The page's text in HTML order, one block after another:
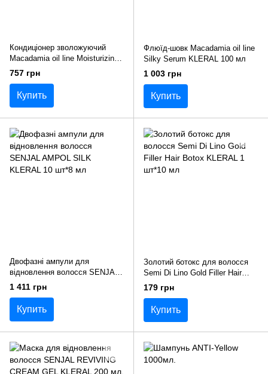
Кондиціонер зволожуючий
Macadamia oil line Moisturizing
Conditioner KLERAL 500 мл
757 грн
Купить
Флюїд-шовк Macadamia oil line
Silky Serum KLERAL 100 мл
1 003 грн
Купить
Двофазні ампули для
відновлення волосся SENJAL
AMPOL SILK KLERAL 10 шт*8
1 411 грн
Купить
Золотий ботокс для волосся
Semi Di Lino Gold Filler Hair
Botox KLERAL 1 шт*10 мл
179 грн
Купить